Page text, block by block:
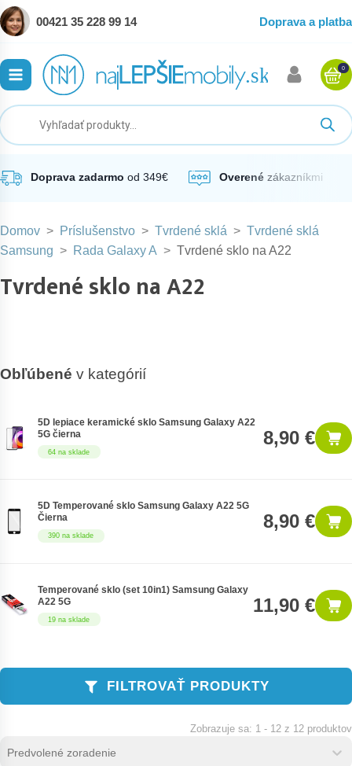
00421 35 228 99 14 Doprava a platba
0
Doprava zadarmo od 349€ Overené zákazníkmi
Domov > Príslušenstvo > Tvrdené sklá > Tvrdené sklá
Samsung > Rada Galaxy A > Tvrdené sklo na A22
Tvrdené sklo na A22
Obľúbené v kategórií
64 na sklade
5D lepiace keramické sklo Samsung Galaxy A22
5G čierna
8,90 €
390 na sklade
5D Temperované sklo Samsung Galaxy A22 5G
Čierna
8,90 €
19 na sklade
Temperované sklo (set 10in1) Samsung Galaxy
A22 5G
11,90 €
FILTROVAŤ PRODUKTY
Zoradenie produktov
Sort content
1 - 12 z 12 produktov